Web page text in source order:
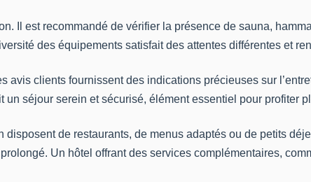
Il est recommandé de vérifier la présence de sauna,
des équipements satisfait des attentes différentes et
avis clients fournissent des indications précieuses sur
séjour serein et sécurisé, élément essentiel pour profiter
de restaurants, de menus adaptés ou de petits
Un hôtel offrant des services complémentaires,